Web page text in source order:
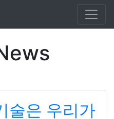
술은 우리가